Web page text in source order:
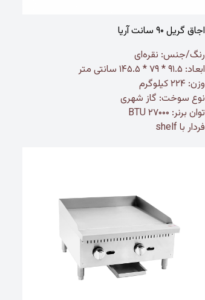
اجاق گریل ۹۰ سانت آریا
رنگ/جنس: نقره‌ای
ابعاد: ۹۱.۵ * ۷۹ * ۱۴۵.۵ سانتی متر
وزن: ۲۲۴ کیلوگرم
نوع سوخت: گاز شهری
توان برنر: ۲۷۰۰۰ BTU
فردار با shelf